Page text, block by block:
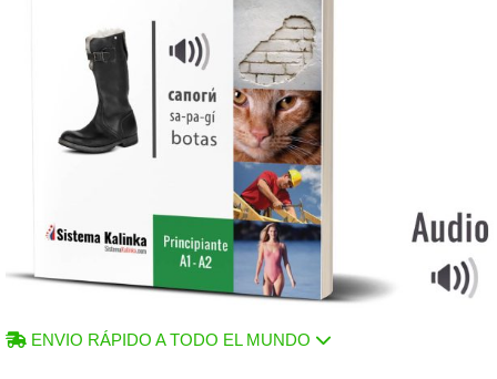
ENVIO RÁPIDO A TODO EL MUNDO